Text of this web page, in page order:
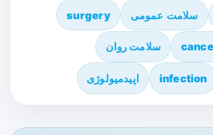
سلامت عمومی surgery
سلامت روان
infection اپیدمیولوژی